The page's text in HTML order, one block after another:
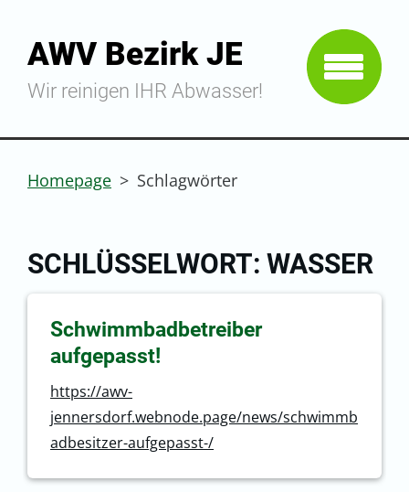
AWV Bezirk JE
Wir reinigen IHR Abwasser!
Homepage > Schlagwörter
SCHLÜSSELWORT: WASSER
Schwimmbadbetreiber
aufgepasst!
https://awv-
jennersdorf.webnode.page/news/schwimmb
adbesitzer-aufgepasst-/